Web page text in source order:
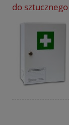
do